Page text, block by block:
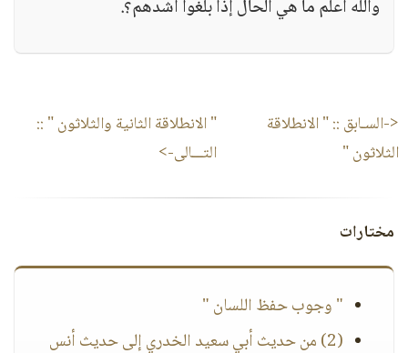
والله أعلم ما هي الحال إذا بلغوا أشدهم؟.
<-السـابق ::" الانطلاقة
الثلاثون "
" الانطلاقة الثانية والثلاثون " ::
التـــالى->
مختارات
" وجوب حفظ اللسان "
(2) من حديث أبي سعيد الخدري إلى حديث أنس